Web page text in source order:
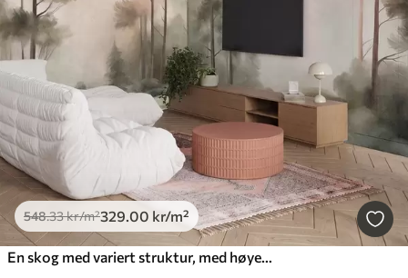
548.33kr/m²329.00 kr/m²
En skog med variert struktur, med høye furutrær i nyanser av grønt og rosa, omgitt av en lett tåke